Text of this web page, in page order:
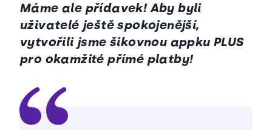
Máme ale přídavek! Aby byli
uživatelé ještě spokojenější,
vytvořili jsme šikovnou appku PLUS
pro okamžité přímé platby!